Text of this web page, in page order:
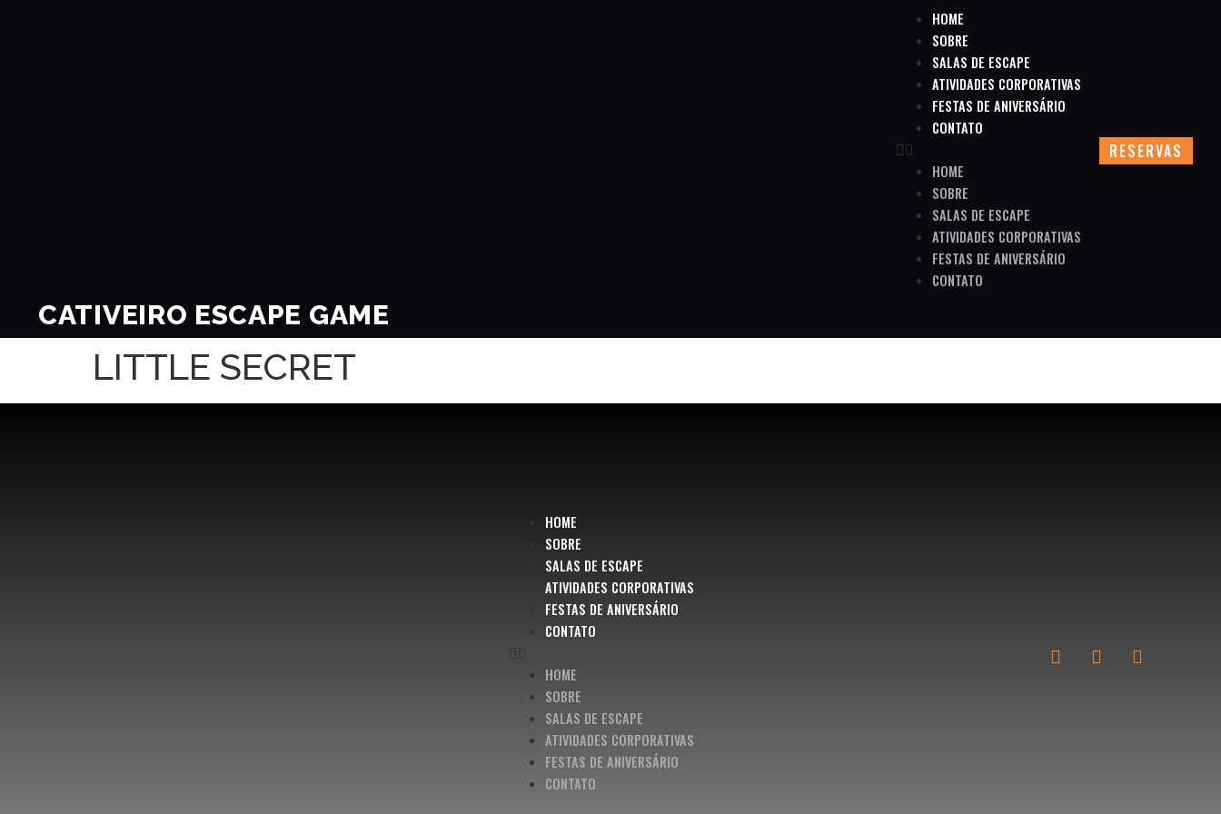
HOME
SOBRE
SALAS DE ESCAPE
ATIVIDADES CORPORATIVAS
FESTAS DE ANIVERSÁRIO
CONTATO
HOME
SOBRE
SALAS DE ESCAPE
ATIVIDADES CORPORATIVAS
FESTAS DE ANIVERSÁRIO
CONTATO
RESERVAS
CATIVEIRO ESCAPE GAME
LITTLE SECRET
HOME
SOBRE
SALAS DE ESCAPE
ATIVIDADES CORPORATIVAS
FESTAS DE ANIVERSÁRIO
CONTATO
HOME
SOBRE
SALAS DE ESCAPE
ATIVIDADES CORPORATIVAS
FESTAS DE ANIVERSÁRIO
CONTATO